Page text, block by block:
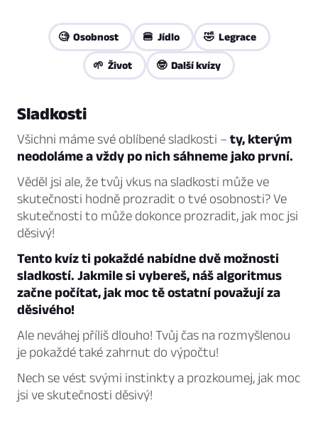
🧐 Osobnost 🍔 Jídlo 🤣 Legrace
🌱 Život 🤓 Další kvízy
Sladkosti
Všichni máme své oblíbené sladkosti – ty, kterým
neodoláme a vždy po nich sáhneme jako první.
Věděl jsi ale, že tvůj vkus na sladkosti může ve
skutečnosti hodně prozradit o tvé osobnosti? Ve
skutečnosti to může dokonce prozradit, jak moc jsi
děsivý!
Tento kvíz ti pokaždé nabídne dvě možnosti
sladkostí. Jakmile si vybereš, náš algoritmus
začne počítat, jak moc tě ostatní považují za
děsivého!
Ale neváhej příliš dlouho! Tvůj čas na rozmyšlenou
je pokaždé také zahrnut do výpočtu!
Nech se vést svými instinkty a prozkoumej, jak moc
jsi ve skutečnosti děsivý!